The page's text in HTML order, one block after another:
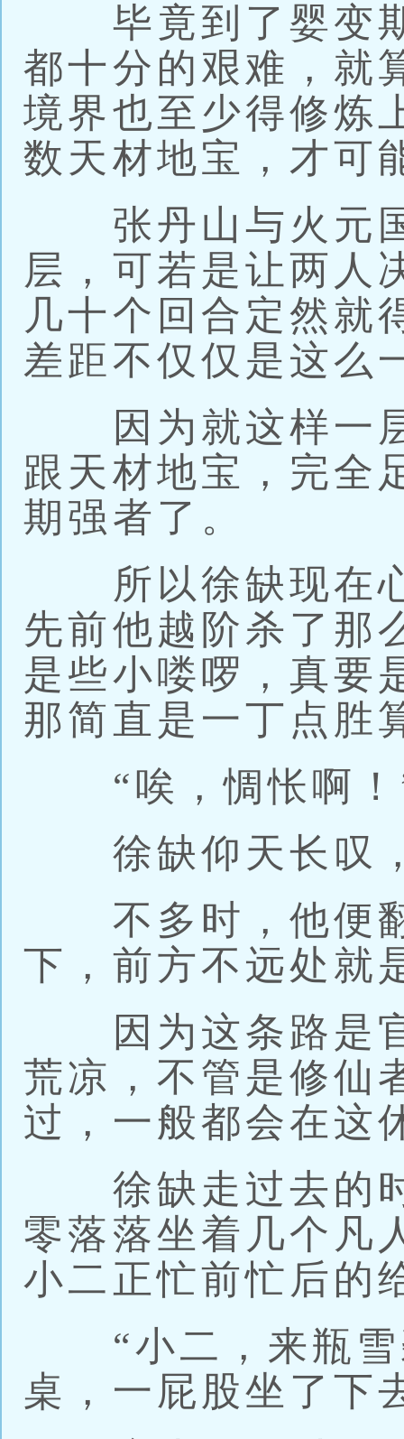
毕竟到了婴变期
都十分的艰难，就
境界也至少得修炼
数天材地宝，才可
张丹山与火元国
层，可若是让两人
几十个回合定然就
差距不仅仅是这么
因为就这样一层
跟天材地宝，完全
期强者了。
所以徐缺现在心
先前他越阶杀了那
是些小喽啰，真要
那简直是一丁点胜
“唉，惆怅啊！
徐缺仰天长叹
不多时，他便翻
下，前方不远处就
因为这条路是官
荒凉，不管是修仙
过，一般都会在这
徐缺走过去的时
零落落坐着几个凡
小二正忙前忙后的
“小二，来瓶雪
桌，一屁股坐了下